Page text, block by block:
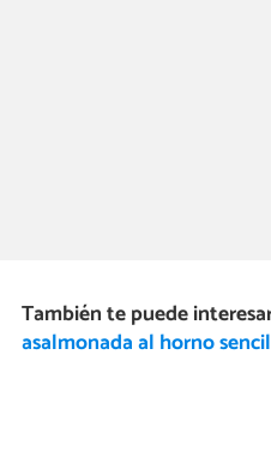
También te puede
asalmonada al horno